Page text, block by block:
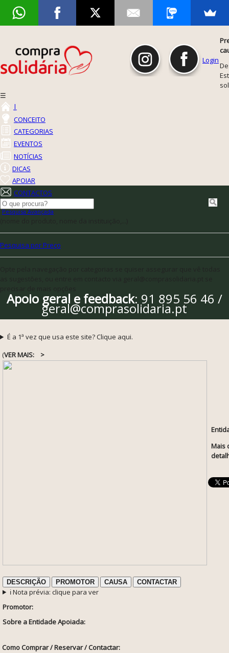
Login
☰
|
CONCEITO
CATEGORIAS
EVENTOS
NOTÍCIAS
DICAS
APOIAR
CONTACTOS
Pesquisa Avançada
Pesquisa por Preço
Apoio geral e feedback: 91 895 56 46 /
geral@comprasolidaria.pt
É a 1ª vez que usa este site? Clique aqui.
(VER MAIS: >
Mais
DESCRIÇÃO PROMOTOR CAUSA CONTACTAR
ℹ️ Nota prévia: clique para ver
Promotor:
Sobre a Entidade Apoiada:
Como Comprar / Reservar / Contactar: